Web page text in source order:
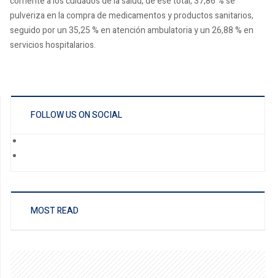
pulveriza en la compra de medicamentos y productos sanitarios,
seguido por un 35,25 % en atención ambulatoria y un 26,88 % en
servicios hospitalarios.
FOLLOW US ON SOCIAL
MOST READ